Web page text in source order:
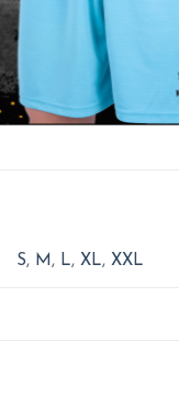
S, M , L, XL, XXL